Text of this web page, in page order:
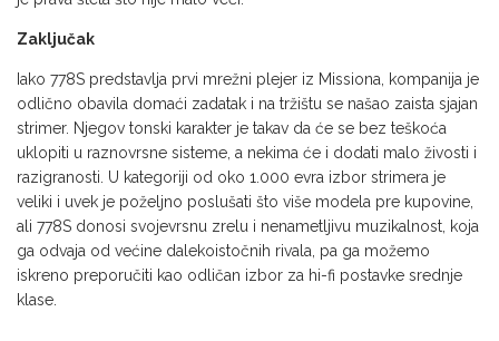
Zaključak
Iako 778S predstavlja prvi mrežni plejer iz Missiona, kompanija je
odlično obavila domaći zadatak i na tržištu se našao zaista sjajan
strimer. Njegov tonski karakter je takav da će se bez teškoća
uklopiti u raznovrsne sisteme, a nekima će i dodati malo živosti i
razigranosti. U kategoriji od oko 1.000 evra izbor strimera je
veliki i uvek je poželjno poslušati što više modela pre kupovine,
ali 778S donosi svojevrsnu zrelu i nenametljivu muzikalnost, koja
ga odvaja od većine dalekoistočnih rivala, pa ga možemo
iskreno preporučiti kao odličan izbor za hi-fi postavke srednje
klase.